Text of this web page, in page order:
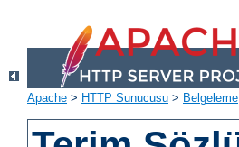
Apache > HTTP Sunucusu > Belgeleme